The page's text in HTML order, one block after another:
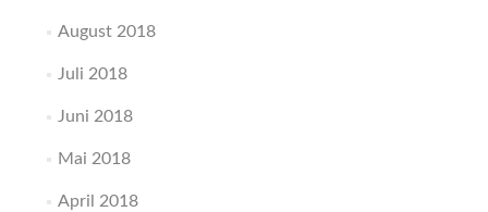
August 2018
Juli 2018
Juni 2018
Mai 2018
April 2018